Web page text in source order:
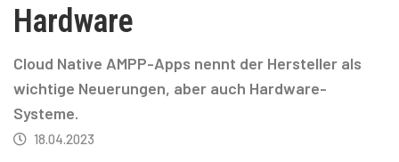
Hardware
Cloud Native AMPP-Apps nennt der Hersteller als
wichtige Neuerungen, aber auch Hardware-
Systeme.
18.04.2023